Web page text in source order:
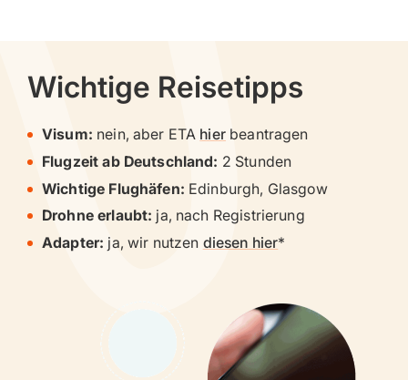
Wichtige Reisetipps
Visum: nein, aber ETA hierbeantragen
Flugzeit ab Deutschland: 2 Stunden
Wichtige Flughäfen: Edinburgh, Glasgow
Drohne erlaubt: ja, nach Registrierung
Adapter: ja, wir nutzen diesen hier